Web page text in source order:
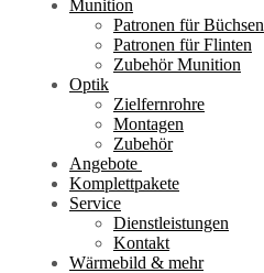
Munition
Patronen für Büchsen
Patronen für Flinten
Zubehör Munition
Optik
Zielfernrohre
Montagen
Zubehör
Angebote
Komplettpakete
Service
Dienstleistungen
Kontakt
Wärmebild & mehr